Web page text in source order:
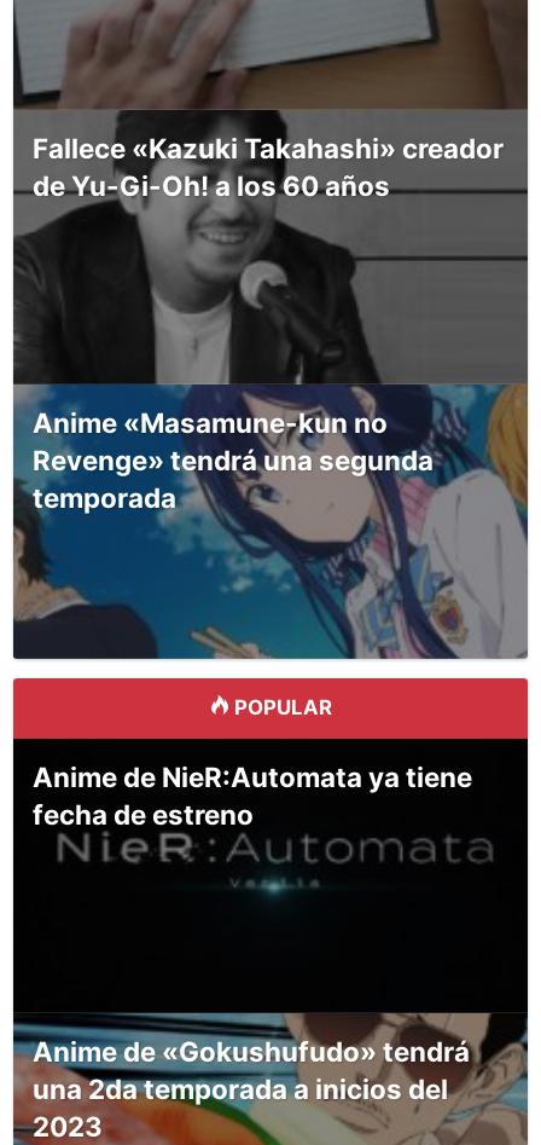
Fallece «Kazuki Takahashi» creador
de Yu-Gi-Oh! a los 60 años
Anime «Masamune-kun no
Revenge» tendrá una segunda
temporada
POPULAR
Anime de NieR:Automata ya tiene
fecha de estreno
Anime de «Gokushufudo» tendrá
una 2da temporada a inicios del
2023